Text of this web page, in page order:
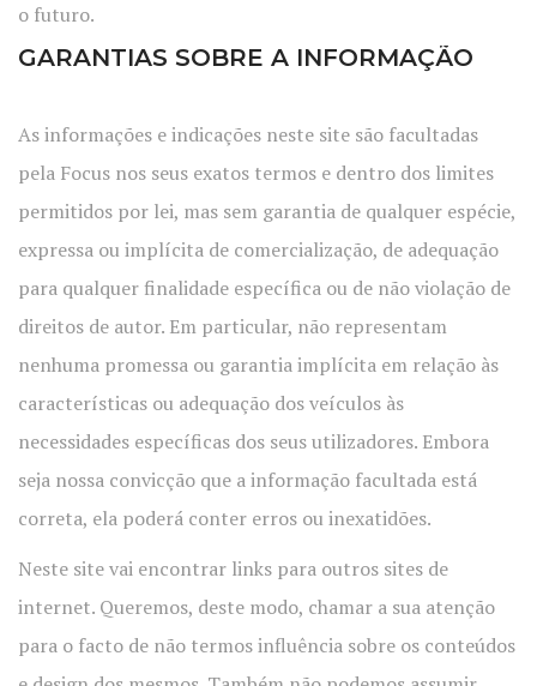
o futuro.
GARANTIAS SOBRE A INFORMAÇÃO
As informações e indicações neste site são facultadas
pela Focus nos seus exatos termos e dentro dos limites
permitidos por lei, mas sem garantia de qualquer espécie,
expressa ou implícita de comercialização, de adequação
para qualquer finalidade específica ou de não violação de
direitos de autor. Em particular, não representam
nenhuma promessa ou garantia implícita em relação às
características ou adequação dos veículos às
necessidades específicas dos seus utilizadores. Embora
seja nossa convicção que a informação facultada está
correta, ela poderá conter erros ou inexatidões.
Neste site vai encontrar links para outros sites de
internet. Queremos, deste modo, chamar a sua atenção
para o facto de não termos influência sobre os conteúdos